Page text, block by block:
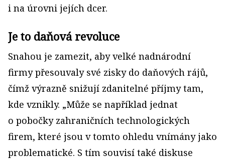
i na úrovni jejích dcer.
Je to daňová revoluce
Snahou je zamezit, aby velké nadnárodní
firmy přesouvaly své zisky do daňových rájů,
čímž výrazně snižují zdanitelné příjmy tam,
kde vznikly. „Může se například jednat
o pobočky zahraničních technologických
firem, které jsou v tomto ohledu vnímány jako
problematické. S tím souvisí také diskuse